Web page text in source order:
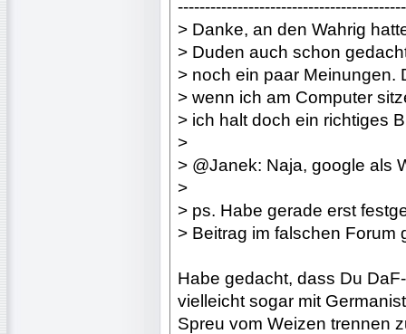
> Danke, an den Wahrig
> Duden auch schon
> noch ein paar Meinungen.
> wenn ich am Computer
> ich halt doch ein richtiges
>
> @Janek: Naja, google als
>
> ps. Habe gerade erst
> Beitrag im falschen Forum
Habe gedacht, dass Du
vielleicht sogar mit
Spreu vom Weizen trennen